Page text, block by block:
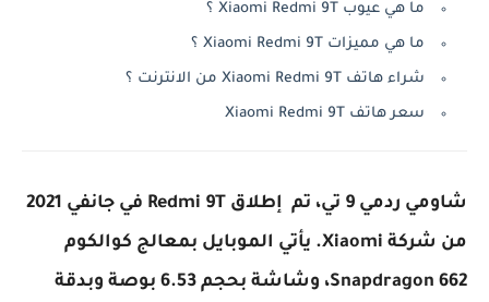
ما هي عيوب Xiaomi Redmi 9T ؟
ما هي مميزات Xiaomi Redmi 9T ؟
شراء هاتف Xiaomi Redmi 9T من الانترنت ؟
سعر هاتف Xiaomi Redmi 9T
شاومي ردمي 9 تي، تم إطلاق Redmi 9T في جانفي 2021
من شركة Xiaomi. يأتي الموبايل بمعالج كوالكوم
Snapdragon 662، وشاشة بحجم 6.53 بوصة وبدقة